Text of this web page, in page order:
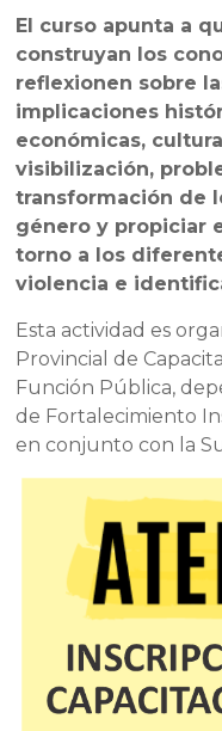
El curso apunta a
construyan los
reflexionen sobre
implicaciones
económicas,
visibilización,
transformación de
género y propiciar
torno a los
violencia e
Esta actividad es
Provincial de
Función Pública,
de Fortalecimiento
en conjunto con la